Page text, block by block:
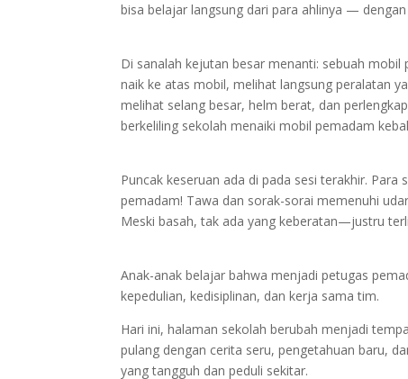
bisa belajar langsung dari para ahlinya —
Di sanalah kejutan besar menanti: sebuah
naik ke atas mobil, melihat langsung peralatan
melihat selang besar, helm berat, dan
berkeliling sekolah menaiki mobil pemadam
Puncak keseruan ada di pada sesi terakhir.
pemadam! Tawa dan sorak-sorai memenuhi
Meski basah, tak ada yang keberatan—justru
Anak-anak belajar bahwa menjadi petugas
kepedulian, kedisiplinan, dan kerja sama tim.
Hari ini, halaman sekolah berubah menjadi
pulang dengan cerita seru, pengetahuan baru,
yang tangguh dan peduli sekitar.